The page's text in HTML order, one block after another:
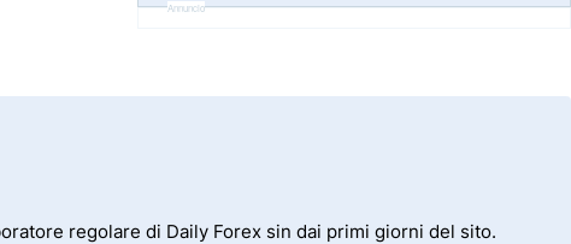
Annuncio
regolare di Daily Forex sin dai primi giorni del sito.